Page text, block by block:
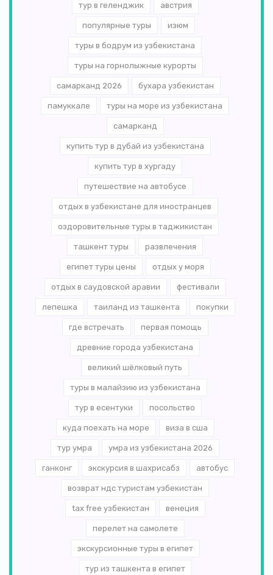
тур в геленджик австрия
популярные туры изюм
туры в бодрум из узбекистана
туры на горнолыжные курорты
самарканд 2026 бухара узбекистан
памуккале туры на море из узбекистана
самарканд
купить тур в дубай из узбекистана
купить тур в хургаду
путешествие на автобусе
отдых в узбекистане для иностранцев
оздоровительные туры в таджикистан
ташкент туры развлечения
египет туры цены отдых у моря
отдых в саудовской аравии фестивали
лепешка таиланд из ташкента покупки
где встречать первая помощь
древние города узбекистана
великий шёлковый путь
туры в малайзию из узбекистана
тур в есентуки посольство
куда поехать на море виза в сша
тур умра умра из узбекистана 2026
ганконг экскурсия в шахрисабз автобус
возврат ндс туристам узбекистан
tax free узбекистан венеция
перелет на самолете
экскурсионные туры в египет
тур из ташкента в египет